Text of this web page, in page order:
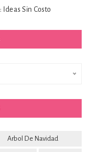
Sin Costo
Arbol De Navidad